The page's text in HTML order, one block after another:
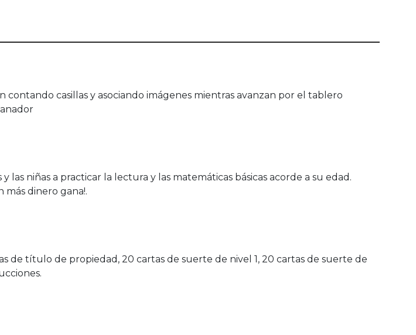
contando casillas y asociando imágenes mientras avanzan por el tablero
las niñas a practicar la lectura y las matemáticas básicas acorde a su edad.
dinero gana!.
de título de propiedad, 20 cartas de suerte de nivel 1, 20 cartas de suerte de